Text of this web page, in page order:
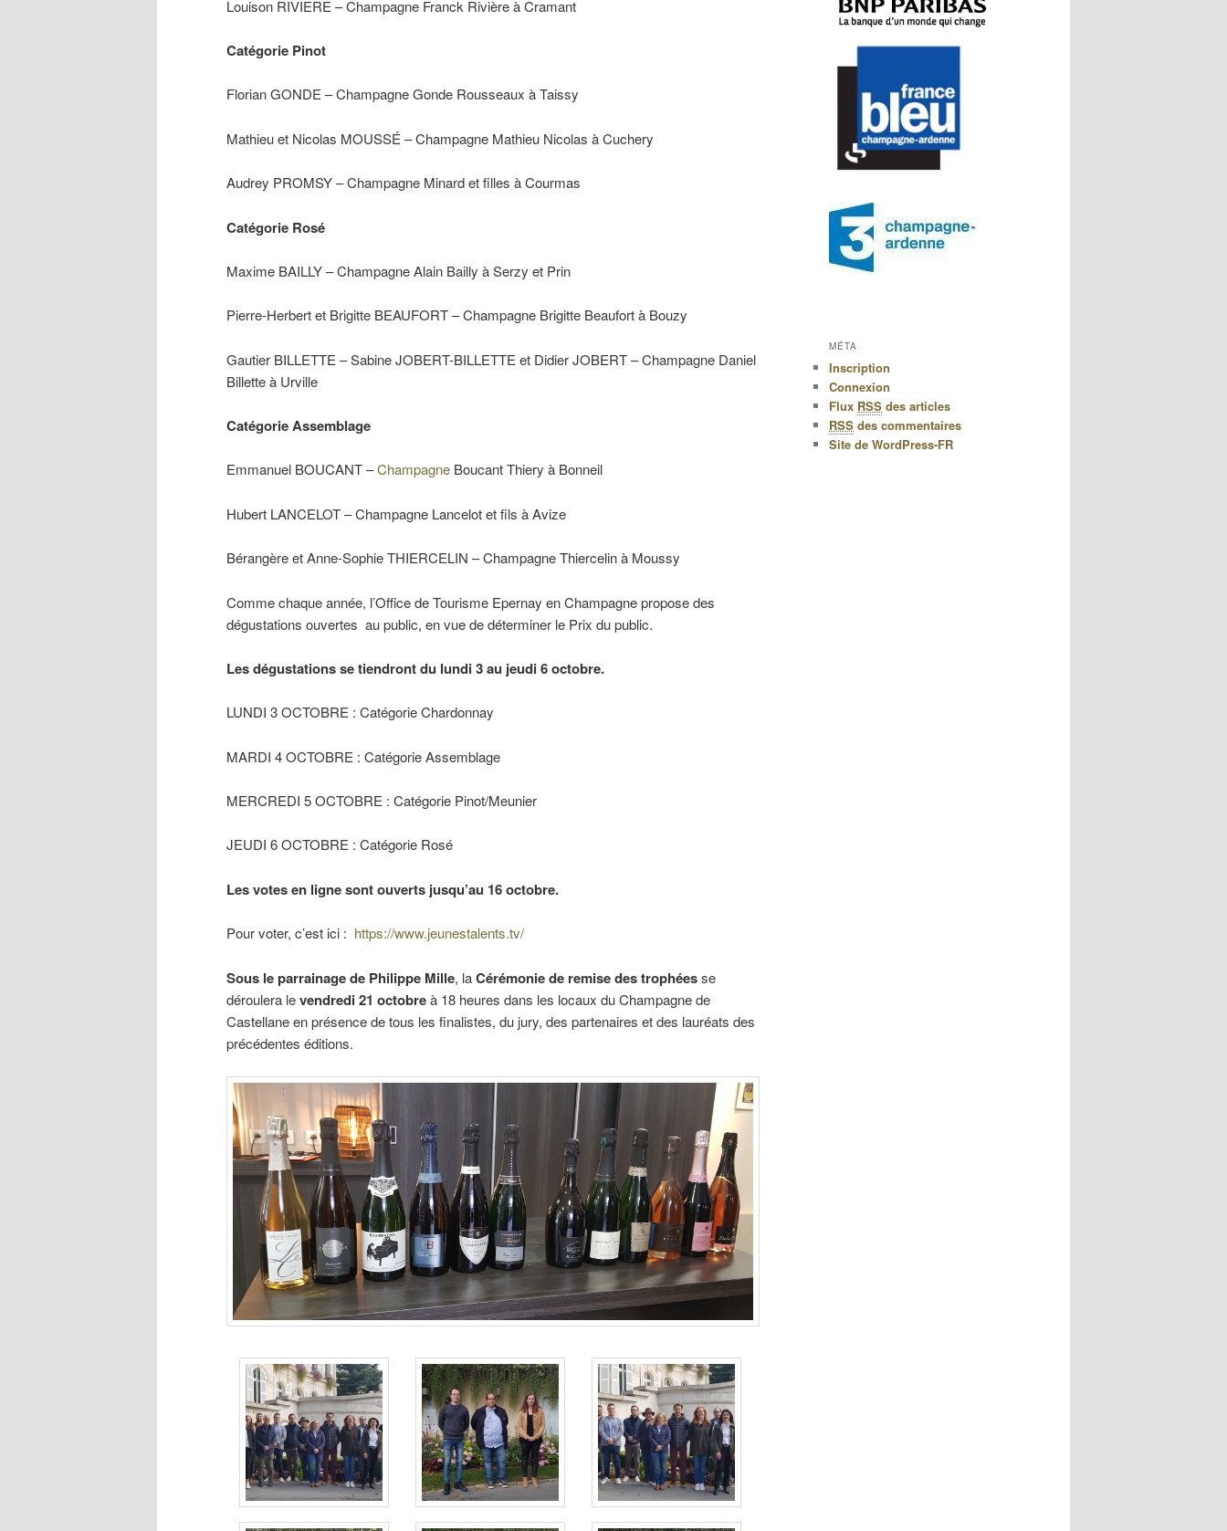
Louison RIVIERE – Champagne Franck Rivière à Cramant
Catégorie Pinot
Florian GONDE – Champagne Gonde Rousseaux à Taissy
Mathieu et Nicolas MOUSSÉ – Champagne Mathieu Nicolas à Cuchery
Audrey PROMSY – Champagne Minard et filles à Courmas
Catégorie Rosé
Maxime BAILLY – Champagne Alain Bailly à Serzy et Prin
Pierre-Herbert et Brigitte BEAUFORT – Champagne Brigitte Beaufort à Bouzy
Gautier BILLETTE – Sabine JOBERT-BILLETTE et Didier JOBERT – Champagne Daniel
Billette à Urville
Catégorie Assemblage
Emmanuel BOUCANT –Champagne Boucant Thiery à Bonneil
Hubert LANCELOT – Champagne Lancelot et fils à Avize
Bérangère et Anne-Sophie THIERCELIN – Champagne Thiercelin à Moussy
Comme chaque année, l’Office de Tourisme Epernay en Champagne propose des
dégustations ouvertes au public, en vue de déterminer le Prix du public.
Les dégustations se tiendront du lundi 3 au jeudi 6 octobre.
LUNDI 3 OCTOBRE : Catégorie Chardonnay
MARDI 4 OCTOBRE : Catégorie Assemblage
MERCREDI 5 OCTOBRE : Catégorie Pinot/Meunier
JEUDI 6 OCTOBRE : Catégorie Rosé
Les votes en ligne sont ouverts jusqu’au 16 octobre.
Pour voter, c’est ici : https://www.jeunestalents.tv/
Sous le parrainage de Philippe Mille, laCérémonie de remise des trophéesse
déroulera levendredi 21 octobreà 18 heures dans les locaux du Champagne de
Castellane en présence de tous les finalistes, du jury, des partenaires et des lauréats des
précédentes éditions.
MÉTA
Inscription
Connexion
Flux RSS des articles
RSS des commentaires
Site de WordPress-FR